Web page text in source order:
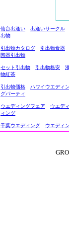
仙台出逢い 出逢いサークル
出物
引出物カタログ 引出物食器
陶器引出物
セット引出物 引出物格安
物紅茶
引出物価格 ハワイウエディ
グパーティ
ウエディングフェア ウエデ
ィング
千葉ウエディング ウエディ